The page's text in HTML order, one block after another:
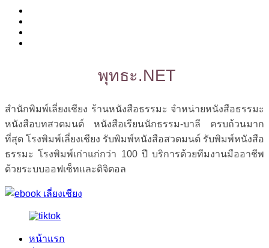
พุทธะ.NET
สำนักพิมพ์เลี่ยงเชียง ร้านหนังสือธรรมะ จำหน่ายหนังสือธรรมะ
หนังสือบทสวดมนต์ หนังสือเรียนนักธรรม-บาลี ครบถ้วนมาก
ที่สุด โรงพิมพ์เลี่ยงเชียง รับพิมพ์หนังสือสวดมนต์ รับพิมพ์หนังสือ
ธรรมะ โรงพิมพ์เก่าแก่กว่า 100 ปี บริการด้วยทีมงานมืออาชีพ
ด้วยระบบออฟเซ็ทและดิจิตอล
หน้าแรก